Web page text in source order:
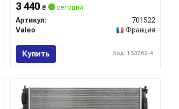
3 440₴
сегодня
Артикул:
701522
Valeo
Франция
Купить Код: 133762-4